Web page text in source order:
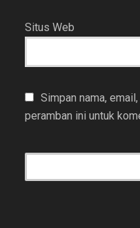
Situs Web
Simpan nama,
peramban ini untuk